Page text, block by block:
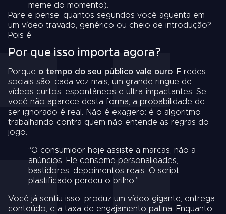
meme do momento).
Pare e pense: quantos segundos você aguenta em
um vídeo travado, genérico ou cheio de introdução?
Pois é.
Por que isso importa agora?
Porque o tempo do seu público vale ouro . E redes
sociais são, cada vez mais, um grande ringue de
vídeos curtos, espontâneos e ultra-impactantes. Se
você não aparece desta forma, a probabilidade de
ser ignorado é real. Não é exagero: é o algoritmo
trabalhando contra quem não entende as regras do
jogo.
“O consumidor hoje assiste a marcas, não a
anúncios. Ele consome personalidades,
bastidores, depoimentos reais. O script
plastificado perdeu o brilho.”
Você já sentiu isso: produz um vídeo gigante, entrega
conteúdo, e a taxa de engajamento patina. Enquanto